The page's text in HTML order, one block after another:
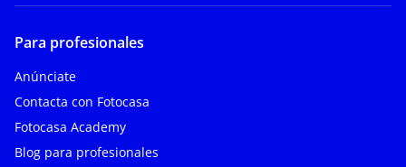
Para profesionales
Anúnciate
Contacta con Fotocasa
Fotocasa Academy
Blog para profesionales